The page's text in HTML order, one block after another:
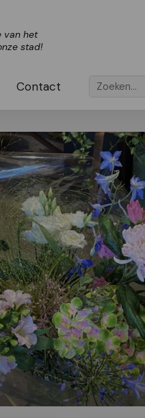
van het
stad!
Contact